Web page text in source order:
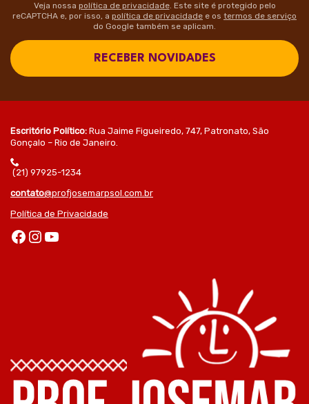
Veja nossa política de privacidade. Este site é protegido pelo
reCAPTCHA e, por isso, a política de privacidade e os termos de serviço
do Google também se aplicam.
RECEBER NOVIDADES
Escritório Político: Rua Jaime Figueiredo, 747, Patronato, São
Gonçalo – Rio de Janeiro.
(21) 97925-1234
contato@profjosemarpsol.com.br
Política de Privacidade
Facebook Instagram Youtube